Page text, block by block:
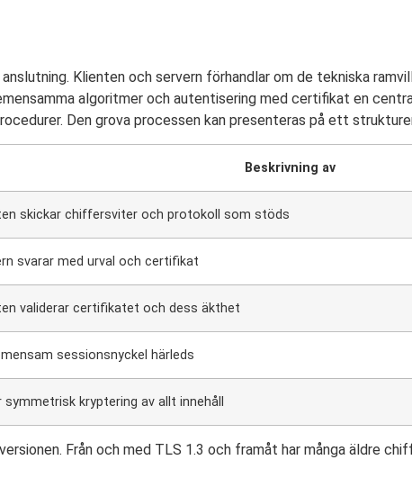
Klienten och servern förhandlar om de tekniska
algoritmer och autentisering med certifikat en
Den grova processen kan presenteras på ett
Beskrivning av
skickar chiffersviter och protokoll som stöds
svarar med urval och certifikat
validerar certifikatet och dess äkthet
sessionsnyckel härleds
symmetrisk kryptering av allt innehåll
Från och med TLS 1.3 och framåt har många äldre